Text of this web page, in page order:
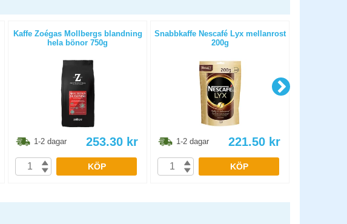
Kaffe Zoégas Mollbergs blandning
hela bönor 750g
1-2 dagar 253.30 kr
KÖP
Snabbkaffe Nescafé Lyx mellanrost
200g
1-2 dagar 221.50 kr
KÖP